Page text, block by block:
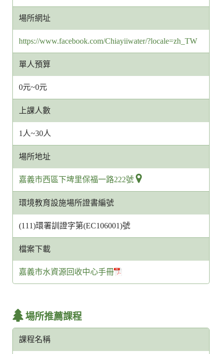
服
信
網
址
場所網址
https://www.facebook.com/Chiayiiwater/?locale=zh_TW
單人預算
0元~0元
上課人數
1人~30人
場所地址
嘉義市西區下埤里保福一路222號
環境教育設施場所證書編號
(111)環署訓證字第(EC106001)號
檔案下載
嘉義市水資源回收中心手冊
場所推薦課程
課程名稱